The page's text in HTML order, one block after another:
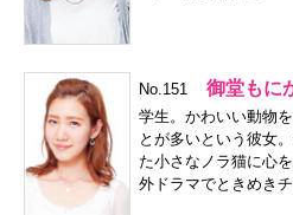
No.151 御堂もに
学生。かわいい動物
とが多いという彼女
た小さなノラ猫に心
外ドラマでときめきチ